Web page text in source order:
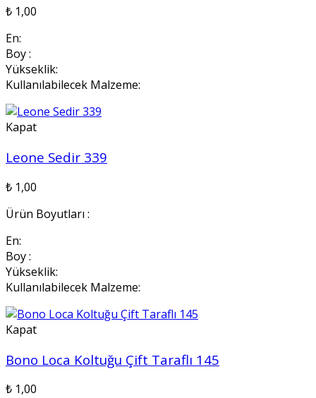
₺ 1,00
En:
Boy :
Yükseklik:
Kullanılabilecek Malzeme:
Kapat
Leone Sedir 339
₺ 1,00
Ürün Boyutları :
En:
Boy :
Yükseklik:
Kullanılabilecek Malzeme:
Kapat
Bono Loca Koltuğu Çift Taraflı 145
₺ 1,00